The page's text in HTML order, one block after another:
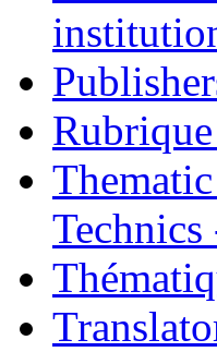
Technics